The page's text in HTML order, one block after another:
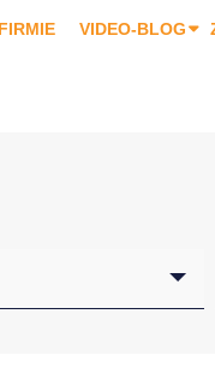
VIDEO-BLOG